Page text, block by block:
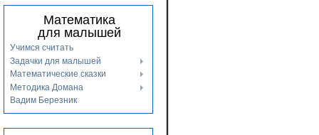
Математика
для малышей
Учимся считать
Задачки для малышей
Математические сказки
Методика Домана
Вадим Березник